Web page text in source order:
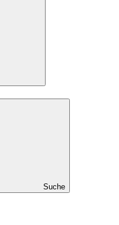
Suche